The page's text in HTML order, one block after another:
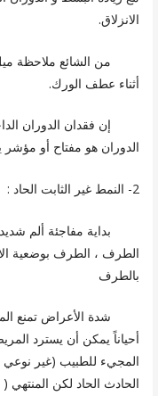
الانزلاق.
من الشائع ملاحظة ميل
أثناء عطف الورك.
إن فقدان الدوران
الدوران هو مفتاح أو مؤشر
2- النمط غير الثابت الحاد :
بداية مفاجئة ألم
الطرف ، الطرف بوضعية
بالطرف
شدة الأعراض تمنع
أحياناً يمكن أن يسترد
المجيء للطبيب (غير نوعي
الحادث الحاد لكن